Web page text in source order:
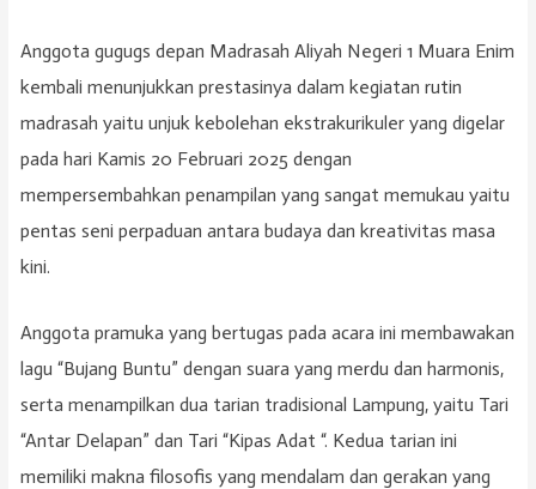
Anggota gugugs depan Madrasah Aliyah Negeri 1 Muara Enim
kembali menunjukkan prestasinya dalam kegiatan rutin
madrasah yaitu unjuk kebolehan ekstrakurikuler yang digelar
pada hari Kamis 20 Februari 2025 dengan
mempersembahkan penampilan yang sangat memukau yaitu
pentas seni perpaduan antara budaya dan kreativitas masa
kini.
Anggota pramuka yang bertugas pada acara ini membawakan
lagu “Bujang Buntu” dengan suara yang merdu dan harmonis,
serta menampilkan dua tarian tradisional Lampung, yaitu Tari
“Antar Delapan” dan Tari “Kipas Adat “. Kedua tarian ini
memiliki makna filosofis yang mendalam dan gerakan yang